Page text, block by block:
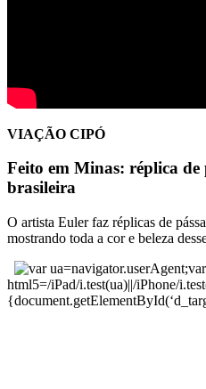
VIAÇÃO CIPÓ
Feito em Minas: réplica de
brasileira
O artista Euler faz réplicas de
mostrando toda a cor e beleza
var ua=navigator.userAgent;var
html5=/iPad/i.test(ua)||/iPhone/